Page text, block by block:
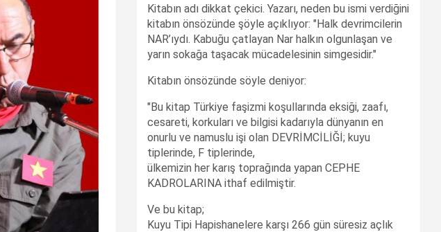
Kitabın adı dikkat çekici. Yazarı, neden bu ismi verdiğini
kitabın önsözünde şöyle açıklıyor: "Halk devrimcilerin
NAR’ıydı. Kabuğu çatlayan Nar halkın olgunlaşan ve
yarın sokağa taşacak mücadelesinin simgesidir."
Kitabın önsözünde söyle deniyor:
"Bu kitap Türkiye faşizmi koşullarında eksiği, zaafı,
cesareti, korkuları ve bilgisi kadarıyla dünyanın en
onurlu ve namuslu işi olan DEVRİMCİLİĞİ; kuyu
tiplerinde, F tiplerinde,
ülkemizin her karış toprağında yapan CEPHE
KADROLARINA ithaf edilmiştir.
Ve bu kitap;
Kuyu Tipi Hapishanelere karşı 266 gün süresiz açlık